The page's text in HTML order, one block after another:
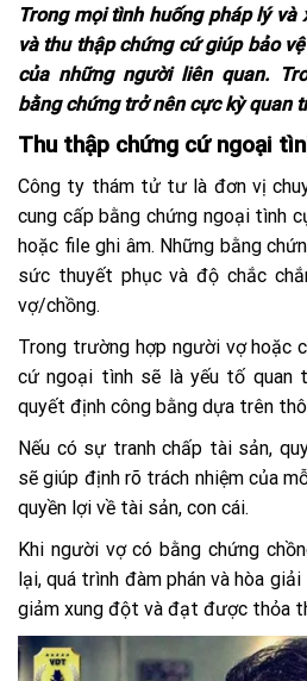
Trong mọi tình huống pháp lý
và thu thập chứng cứ giúp bảo
của những người liên quan.
bằng chứng trở nên cực kỳ quan
Thu thập chứng cứ ngoại
Công ty thám tử tư là đơn vị
cung cấp bằng chứng ngoại tình
hoặc file ghi âm. Những bằng
sức thuyết phục và độ chắc
vợ/chồng.
Trong trường hợp người vợ hoặc
cứ ngoại tình sẽ là yếu tố quan
quyết định công bằng dựa trên
Nếu có sự tranh chấp tài sản,
sẽ giúp định rõ trách nhiệm của
quyền lợi về tài sản, con cái.
Khi người vợ có bằng chứng
lại, quá trình đàm phán và hòa
giảm xung đột và đạt được thỏa